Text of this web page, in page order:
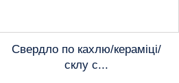
Свердло по кахлю/кераміці/
склу c...